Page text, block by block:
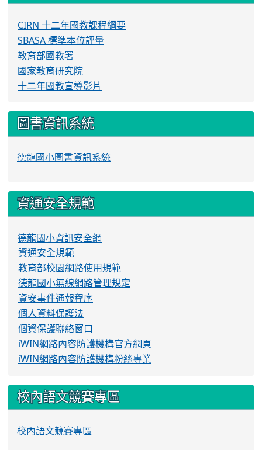
CIRN 十二年國教課程綱要
SBASA 標準本位評量
教育部國教署
國家教育研究院
十二年國教宣導影片
圖書資訊系統
德龍國小圖書資訊系統
資通安全規範
德龍國小資訊安全網
資通安全規範
教育部校園網路使用規範
德龍國小無線網路管理規定
資安事件通報程序
個人資料保護法
個資保護聯絡窗口
iWIN網路內容防護機構官方網頁
iWIN網路內容防護機構粉絲專業
校內語文競賽專區
校內語文競賽專區